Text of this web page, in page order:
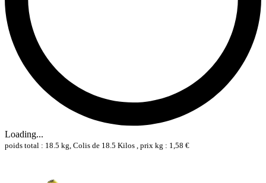
Loading...
poids total : 18.5 kg, Colis de 18.5 Kilos , prix kg : 1,58 €